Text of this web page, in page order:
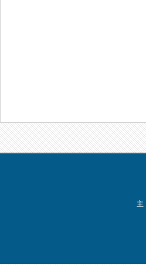
主